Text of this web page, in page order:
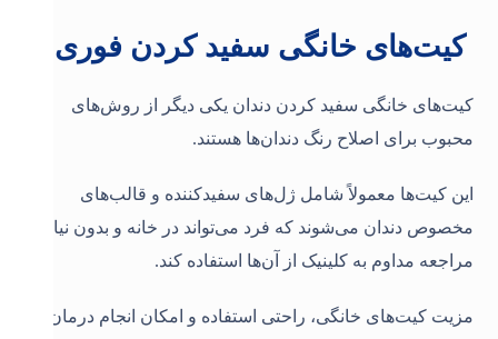
کیت‌های خانگی سفید کردن فوری
کیت‌های خانگی سفید کردن دندان یکی دیگر از روش‌های
محبوب برای اصلاح رنگ دندان‌ها هستند.
این کیت‌ها معمولاً شامل ژل‌های سفیدکننده و قالب‌های
مخصوص دندان می‌شوند که فرد می‌تواند در خانه و بدون نیاز به
مراجعه مداوم به کلینیک از آن‌ها استفاده کند.
مزیت کیت‌های خانگی، راحتی استفاده و امکان انجام درمان در